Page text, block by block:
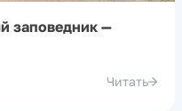
заповедник —
Читать